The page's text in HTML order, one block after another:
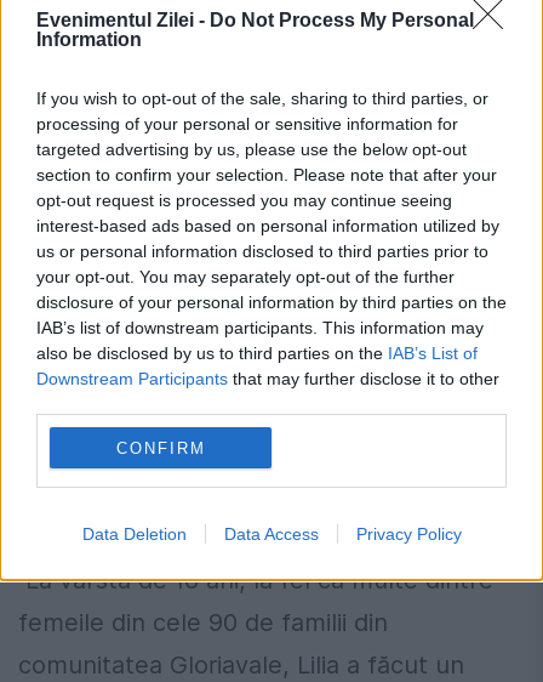
Evenimentul Zilei - Do Not Process My Personal
Information
If you wish to opt-out of the sale, sharing to third parties, or
processing of your personal or sensitive information for
targeted advertising by us, please use the below opt-out
section to confirm your selection. Please note that after your
opt-out request is processed you may continue seeing
interest-based ads based on personal information utilized by
us or personal information disclosed to third parties prior to
your opt-out. You may separately opt-out of the further
disclosure of your personal information by third parties on the
IAB’s list of downstream participants. This information may
also be disclosed by us to third parties on the IAB’s List of
Downstream Participants that may further disclose it to other
CONFIRM
Data Deletion Data Access Privacy Policy
chiar m-a batjocorit în fața tuturor. Am fost
de sine”.
În cadrul comunității, copii erau considerați
ca făcând parte cu rangul cel mai mic în
ordine ierarhică. De mici trăiau cu ”teama
de iad și de blestem”.
"Dacă mâna sau piciorul vostru vă fac să
păcătuiți, atunci este mai bine să fie tăiată
decât să aveți toate membrele și să fiți
aruncați în focul iadului veșnic", își aminteșe
La vârsta de 16 ani, la fel ca multe dintre
femeile din cele 90 de familii din
comunitatea Gloriavale, Lilia a făcut un